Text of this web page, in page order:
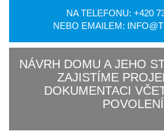
NA TELEFONU: +420
NEBO EMAILEM:
NÁVRH DOMU A JEHO
ZAJISTÍME
DOKUMENTACI